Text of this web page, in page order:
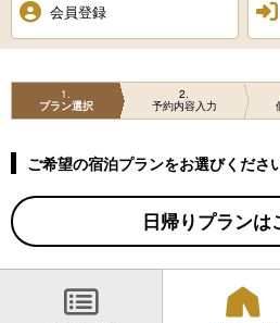
会員登録
1
プラン選択
2
予約内容入力
ご希望の宿泊プランをお選びください
日帰りプランは